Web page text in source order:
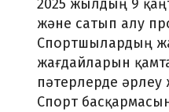
2025 жылдың 9
және сатып алу
Спортшылардың
жағдайларын
пәтерлерде әрлеу
Спорт